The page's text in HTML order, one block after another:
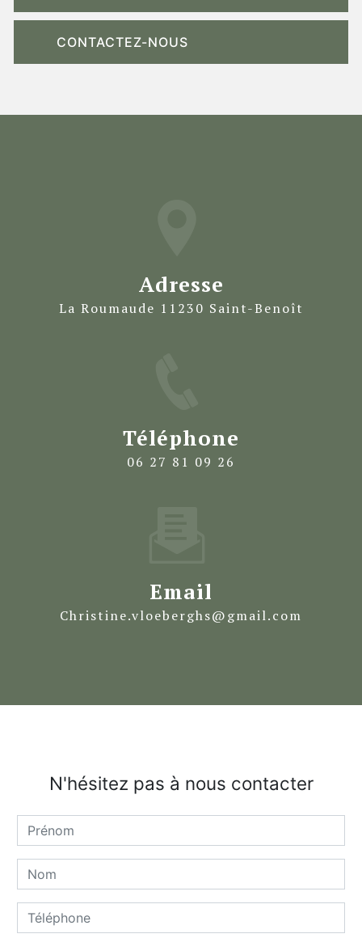
CONTACTEZ-NOUS
Adresse
La Roumaude 11230 Saint-Benoît
Téléphone
06 27 81 09 26
Email
christine.vloeberghs@gmail.com
N'hésitez pas à nous contacter